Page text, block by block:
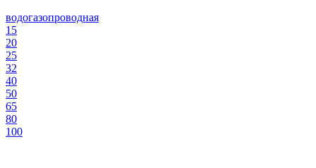
водогазопроводная
15
20
25
32
40
50
65
80
100